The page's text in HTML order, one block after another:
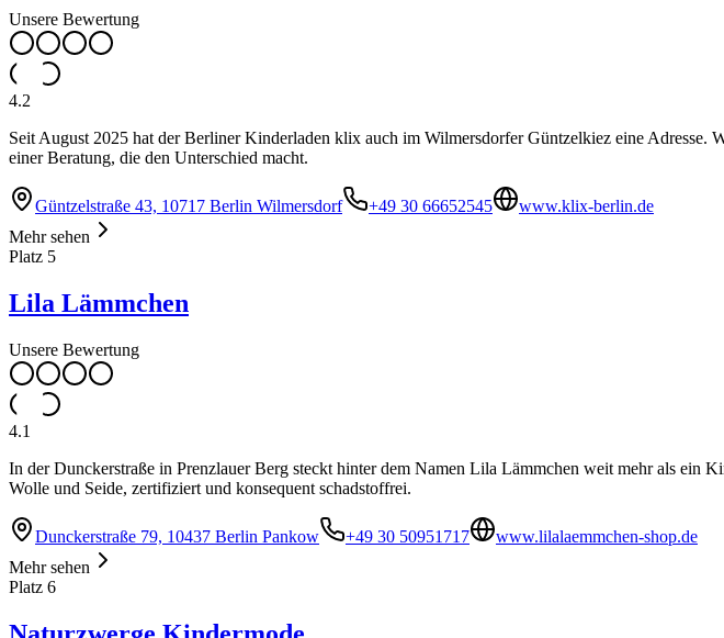
Unsere Bewertung
4.2
Seit August 2025 hat der Berliner Kinderladen klix auch im Wilmersdorfer Güntzelkiez eine
einer Beratung, die den Unterschied macht.
Güntzelstraße 43, 10717 Berlin Wilmersdorf +49 30 66652545
www.klix-berlin.de
Mehr sehen
Platz 5
Lila Lämmchen
Unsere Bewertung
4.1
In der Dunckerstraße in Prenzlauer Berg steckt hinter dem Namen Lila Lämmchen weit mehr als ein
Wolle und Seide, zertifiziert und konsequent schadstoffrei.
Dunckerstraße 79, 10437 Berlin Pankow +49 30 50951717
www.lilalaemmchen-shop.de
Mehr sehen
Platz 6